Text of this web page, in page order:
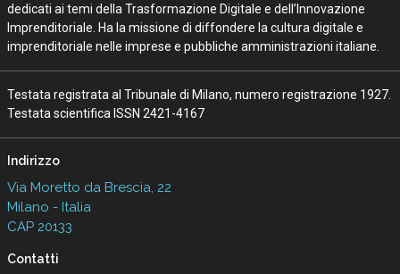
dedicati ai temi della Trasformazione Digitale e dell’Innovazione
Imprenditoriale. Ha la missione di diffondere la cultura digitale e
imprenditoriale nelle imprese e pubbliche amministrazioni italiane.
Testata registrata al Tribunale di Milano, numero registrazione 1927.
Testata scientifica ISSN 2421-4167
Indirizzo
Via Moretto da Brescia, 22
Milano - Italia
CAP 20133
Contatti